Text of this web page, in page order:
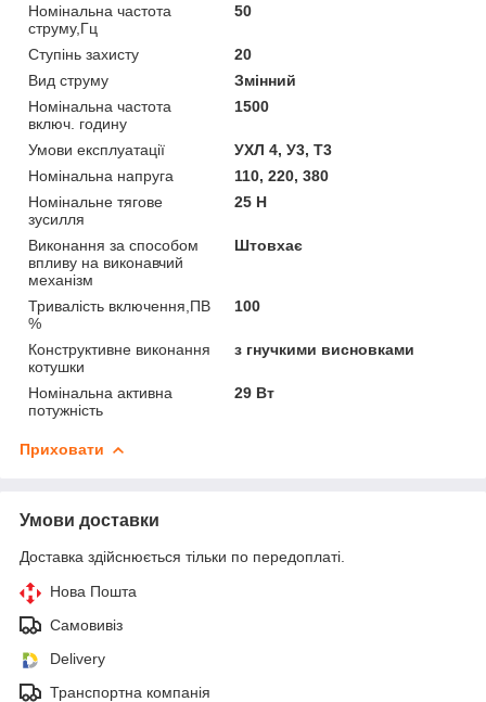
Номінальна частота
струму,Гц
50
Ступінь захисту
20
Вид струму
Змінний
Номінальна частота
включ. годину
1500
Умови експлуатації
УХЛ 4, У3, Т3
Номінальна напруга
110, 220, 380
Номінальне тягове
зусилля
25 Н
Виконання за способом
впливу на виконавчий
механізм
Штовхає
Тривалість включення,ПВ
%
100
Конструктивне виконання
котушки
з гнучкими висновками
Номінальна активна
потужність
29 Вт
Приховати
Умови доставки
Доставка здійснюється тільки по передоплаті.
Нова Пошта
Самовивіз
Delivery
Транспортна компанія